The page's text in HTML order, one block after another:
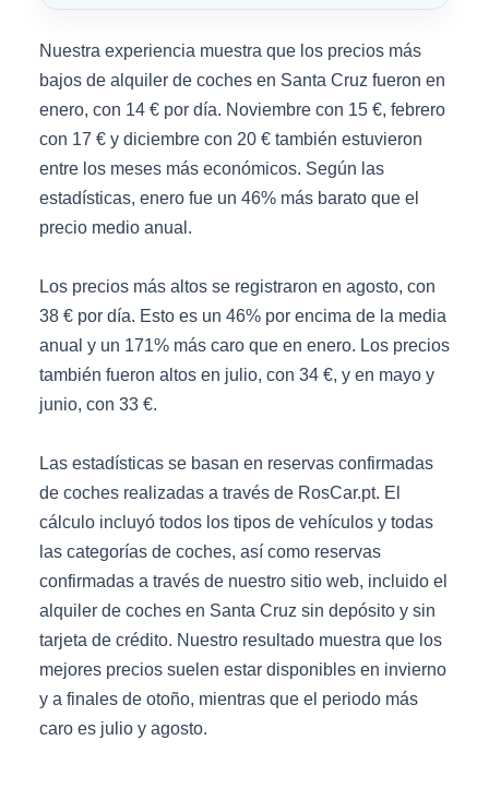
Nuestra experiencia muestra que los precios más
bajos de alquiler de coches en Santa Cruz fueron en
enero, con 14 € por día. Noviembre con 15 €, febrero
con 17 € y diciembre con 20 € también estuvieron
entre los meses más económicos. Según las
estadísticas, enero fue un 46% más barato que el
precio medio anual.
Los precios más altos se registraron en agosto, con
38 € por día. Esto es un 46% por encima de la media
anual y un 171% más caro que en enero. Los precios
también fueron altos en julio, con 34 €, y en mayo y
junio, con 33 €.
Las estadísticas se basan en reservas confirmadas
de coches realizadas a través de RosCar.pt. El
cálculo incluyó todos los tipos de vehículos y todas
las categorías de coches, así como reservas
confirmadas a través de nuestro sitio web, incluido el
alquiler de coches en Santa Cruz sin depósito y sin
tarjeta de crédito. Nuestro resultado muestra que los
mejores precios suelen estar disponibles en invierno
y a finales de otoño, mientras que el periodo más
caro es julio y agosto.